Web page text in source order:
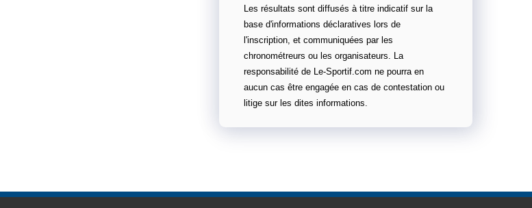
Les résultats sont diffusés à titre indicatif sur la
base d'informations déclaratives lors de
l'inscription, et communiquées par les
chronométreurs ou les organisateurs. La
responsabilité de Le-Sportif.com ne pourra en
aucun cas être engagée en cas de contestation ou
litige sur les dites informations.